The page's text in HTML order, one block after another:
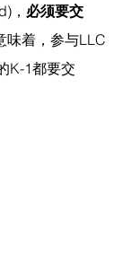
， 必须要交
味着，参与LLC
K-1都要交